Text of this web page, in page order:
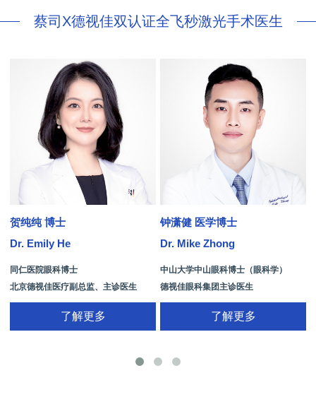
蔡司X德视佳双认证全飞秒激光手术医生
贺纯纯 博士
Dr. Emily He
同仁医院眼科博士
北京德视佳医疗副总监、主诊医生
了解更多
钟潇健 医学博士
Dr. Mike Zhong
中山大学中山眼科博士（眼科学）
德视佳眼科集团主诊医生
了解更多